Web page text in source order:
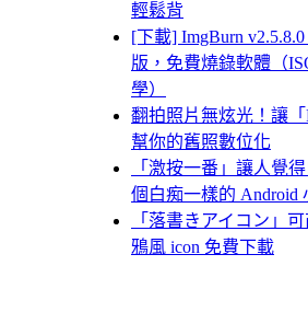
輕鬆背
[下載] ImgBurn
版，免費燒錄軟體（
學）
翻拍照片無炫光！讓「
幫你的舊照數位化
「激按一番」讓人覺
個白痴一樣的 Android
「落書きアイコン」
鴉風 icon 免費下載